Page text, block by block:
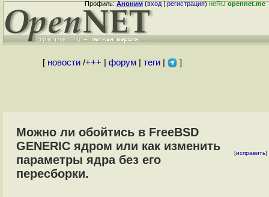
Профиль:Аноним(вход|регистрация)неRUopennet.me
[ новости/+++ форум| теги| ]
Можно ли обойтись в FreeBSD
GENERIC ядром или как изменить
параметры ядра без его
пересборки.
[исправить]